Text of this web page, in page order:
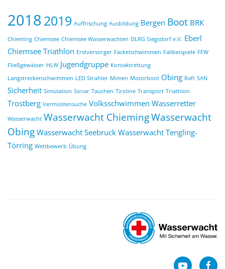
2018 2019 Auffrischung Ausbildung Bergen Boot BRK
Chieming Chiemsee Chiemsee Wasserwachten DLRG Siegsdorf e.V. Eberl
Chiemsee Triathlon Erstversorger Fackelschwimmen Fallbeispiele FFW
Fließgewässer HLW Jugendgruppe Kontaktrettung
Langstreckenschwimmen LED Strahler Mimen Motorboot Obing Raft SAN
Sicherheit Simulation Sonar Tauchen Tiroline Transport Triathlon
Trostberg Vermisstensuche Volksschwimmen Wasserretter
Wasserwacht Wasserwacht ChiemingWasserwacht
ObingWasserwacht SeebruckWasserwacht Tengling-
Törring Wettbewerb Übung